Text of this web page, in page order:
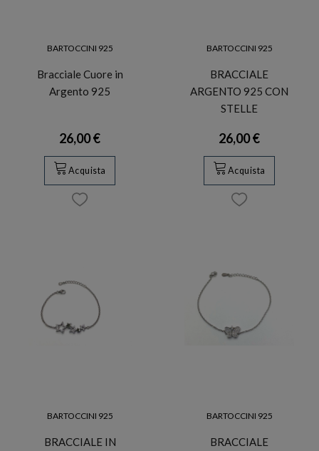
BARTOCCINI 925
Bracciale Cuore in
Argento 925
26,00 €
Acquista
BARTOCCINI 925
BRACCIALE
ARGENTO 925 CON
STELLE
26,00 €
Acquista
BARTOCCINI 925
BRACCIALE IN
BARTOCCINI 925
BRACCIALE